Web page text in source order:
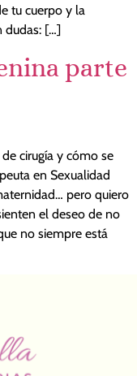
tu cuerpo y la
dudas: […]
parte
cirugía y cómo se
en Sexualidad
pero quiero
el deseo de no
no siempre está